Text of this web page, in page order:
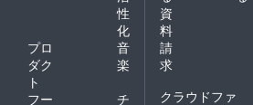
性
化
プロ
ダク
ト
音
楽
フー
チ
資
料
請
求
クラウドファ